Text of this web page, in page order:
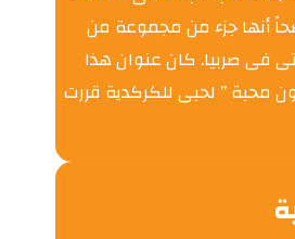
أنها جزء من مجموعة من
فى صربيا. كان عنوان هذا
محبة ” لحبى للكركدية قررت